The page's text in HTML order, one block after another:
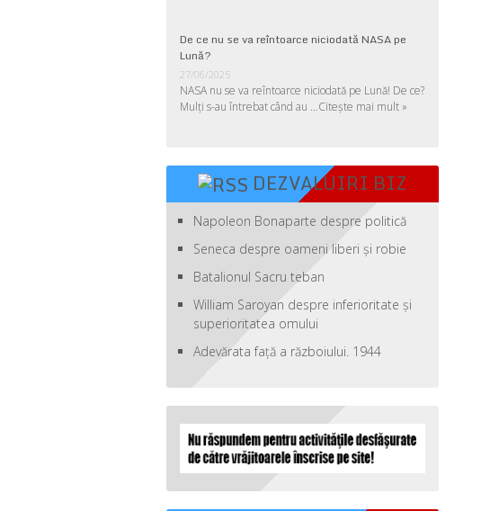
De ce nu se va reîntoarce niciodată NASA pe
Lună?
27/06/2025
NASA nu se va reîntoarce niciodată pe Lună! De ce?
Mulţi s-au întrebat când au …Citește mai mult »
DEZVALUIRI BIZ
Napoleon Bonaparte despre politică
Seneca despre oameni liberi şi robie
Batalionul Sacru teban
William Saroyan despre inferioritate şi
superioritatea omului
Adevărata față a războiului. 1944